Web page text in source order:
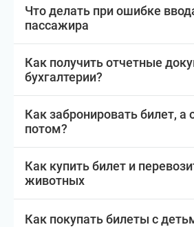
Что делать при ошибке
пассажира
Как получить отчетные
бухгалтерии?
Как забронировать билет, а
потом?
Как купить билет и
животных
Как покупать билеты с